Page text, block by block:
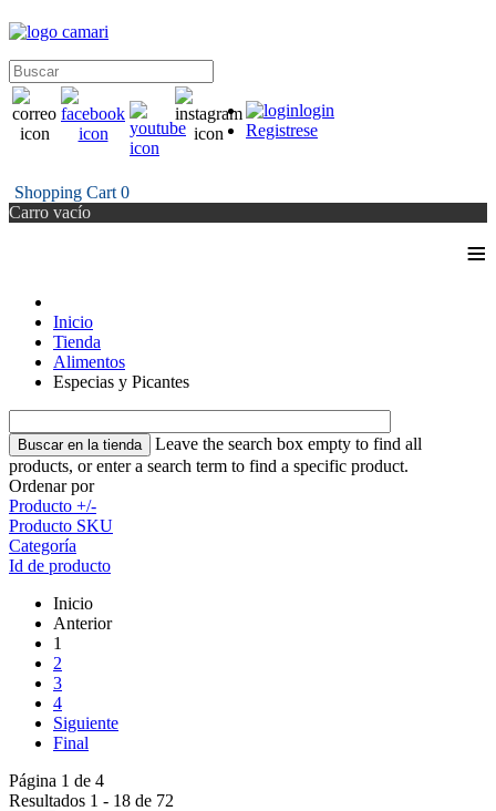
login
Registrese
Shopping Cart 0
Carro vacío
≡
Inicio
Tienda
Alimentos
Especias y Picantes
Leave the search box empty to find all
products, or enter a search term to find a specific product.
Ordenar por
Producto +/-
Producto SKU
Categoría
Id de producto
Inicio
Anterior
1
2
3
4
Siguiente
Final
Página 1 de 4
Resultados 1 - 18 de 72